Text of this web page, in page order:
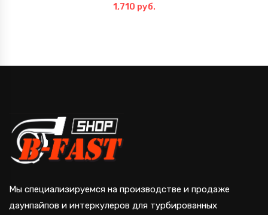
1,710 руб.
Мы специализируемся на производстве и продаже
даунпайпов и интеркулеров для турбированных